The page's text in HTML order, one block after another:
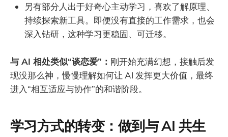
另有部分人出于好奇心主动学习，喜欢了解原理、
持续探索新工具。即便没有直接的工作需求，也会
深入钻研，这种学习更稳固、可迁移。
与 AI 相处类似“谈恋爱”： 刚开始充满幻想，接触后发
现没那么神，慢慢理解如何让 AI 发挥更大价值，最终
进入“相互适应与协作”的和谐阶段。
学习方式的转变：做到与 AI 共生